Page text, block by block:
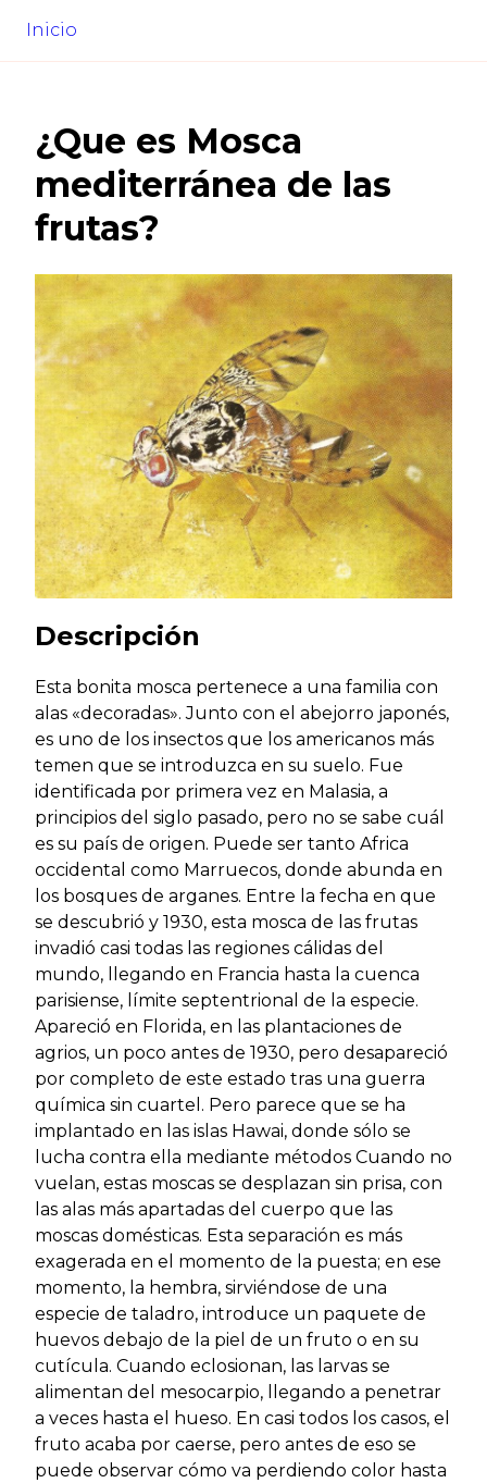
Inicio
¿Que es Mosca
mediterránea de las
frutas?
Descripción
Esta bonita mosca pertenece a una familia con
alas «decoradas». Junto con el abejorro japonés,
es uno de los insectos que los americanos más
temen que se introduzca en su suelo. Fue
identificada por primera vez en Malasia, a
principios del siglo pasado, pero no se sabe cuál
es su país de origen. Puede ser tanto Africa
occidental como Marruecos, donde abunda en
los bosques de arganes. Entre la fecha en que
se descubrió y 1930, esta mosca de las frutas
invadió casi todas las regiones cálidas del
mundo, llegando en Francia hasta la cuenca
parisiense, límite septentrional de la especie.
Apareció en Florida, en las plantaciones de
agrios, un poco antes de 1930, pero desapareció
por completo de este estado tras una guerra
química sin cuartel. Pero parece que se ha
implantado en las islas Hawai, donde sólo se
lucha contra ella mediante métodos Cuando no
vuelan, estas moscas se desplazan sin prisa, con
las alas más apartadas del cuerpo que las
moscas domésticas. Esta separación es más
exagerada en el momento de la puesta; en ese
momento, la hembra, sirviéndose de una
especie de taladro, introduce un paquete de
huevos debajo de la piel de un fruto o en su
cutícula. Cuando eclosionan, las larvas se
alimentan del mesocarpio, llegando a penetrar
a veces hasta el hueso. En casi todos los casos, el
fruto acaba por caerse, pero antes de eso se
puede observar cómo va perdiendo color hasta